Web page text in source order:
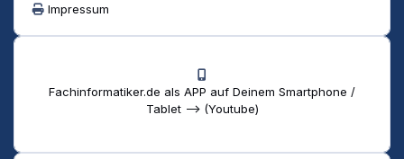
Impressum
Fachinformatiker.de als APP auf Deinem Smartphone /
Tablet --> (Youtube)